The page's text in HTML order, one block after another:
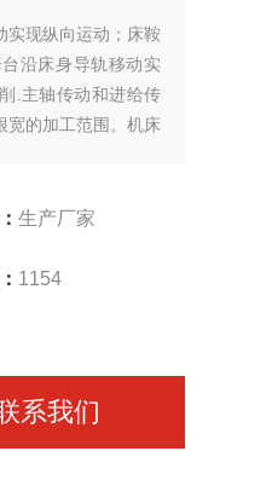
实现纵向运动；床鞍
沿床身导轨移动实
.主轴传动和进给传
宽的加工范围。机床
生产厂家
1154
系我们